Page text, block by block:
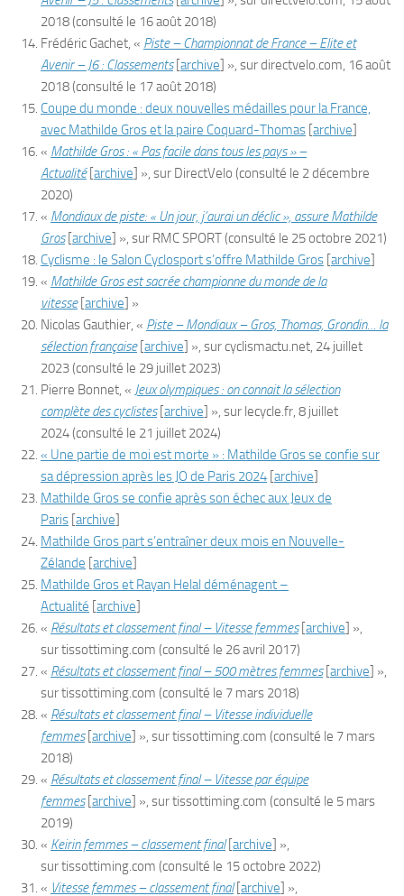
2018(consulté le 16 août 2018)
Frédéric Gachet, « Piste – Championnat de France – Elite et
Avenir – J6 : Classements[archive] », surdirectvelo.com, 16 août
2018(consulté le 17 août 2018)
Coupe du monde : deux nouvelles médailles pour la France,
avec Mathilde Gros et la paire Coquard-Thomas [archive]
« Mathilde Gros : « Pas facile dans tous les pays » –
Actualité[archive] », sur DirectVelo (consulté le 2 décembre
2020)
« Mondiaux de piste: « Un jour, j’aurai un déclic », assure Mathilde
Gros[archive] », sur RMC SPORT(consulté le 25 octobre 2021)
Cyclisme : le Salon Cyclosport s’offre Mathilde Gros [archive]
« Mathilde Gros est sacrée championne du monde de la
vitesse[archive] »
Nicolas Gauthier, « Piste – Mondiaux – Gros, Thomas, Grondin… la
sélection française[archive] », surcyclismactu.net, 24 juillet
2023(consulté le 29 juillet 2023)
Pierre Bonnet, « Jeux olympiques : on connait la sélection
complète des cyclistes[archive] », sur lecycle.fr, 8 juillet
2024(consulté le 21 juillet 2024)
« Une partie de moi est morte » : Mathilde Gros se confie sur
sa dépression après les JO de Paris 2024 [archive]
Mathilde Gros se confie après son échec aux Jeux de
Paris [archive]
Mathilde Gros part s’entraîner deux mois en Nouvelle-
Zélande [archive]
Mathilde Gros et Rayan Helal déménagent –
Actualité [archive]
« Résultats et classement final – Vitesse femmes[archive] »,
surtissottiming.com (consulté le 26 avril 2017)
« Résultats et classement final – 500 mètres femmes[archive] »,
surtissottiming.com (consulté le 7 mars 2018)
« Résultats et classement final – Vitesse individuelle
femmes[archive] », surtissottiming.com (consulté le 7 mars
2018)
« Résultats et classement final – Vitesse par équipe
femmes[archive] », surtissottiming.com (consulté le 5 mars
2019)
« Keirin femmes – classement final[archive] »,
surtissottiming.com (consulté le 15 octobre 2022)
« Vitesse femmes – classement final[archive] »,